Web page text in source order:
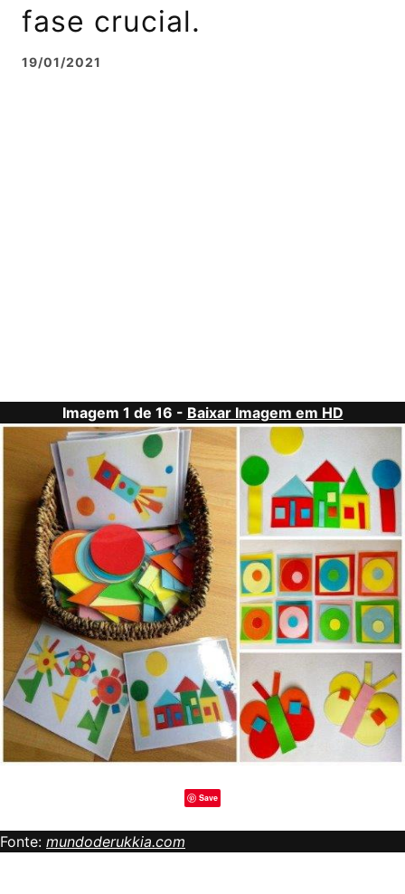
fase crucial.
19/01/2021
Imagem 1 de 16 - Baixar Imagem em HD
Save
Fonte: mundoderukkia.com